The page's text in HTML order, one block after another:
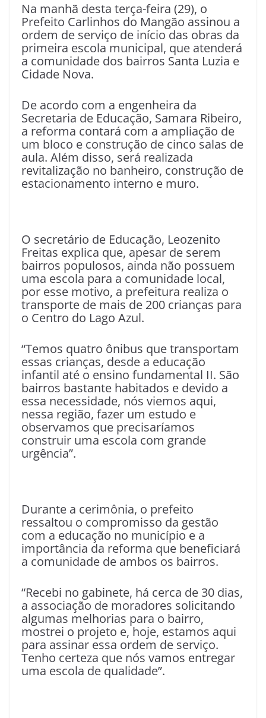
Na manhã desta terça-feira (29), o
Prefeito Carlinhos do Mangão assinou a
ordem de serviço de início das obras da
primeira escola municipal, que atenderá
a comunidade dos bairros Santa Luzia e
Cidade Nova.
De acordo com a engenheira da
Secretaria de Educação, Samara Ribeiro,
a reforma contará com a ampliação de
um bloco e construção de cinco salas de
aula. Além disso, será realizada
revitalização no banheiro, construção de
estacionamento interno e muro.
O secretário de Educação, Leozenito
Freitas explica que, apesar de serem
bairros populosos, ainda não possuem
uma escola para a comunidade local,
por esse motivo, a prefeitura realiza o
transporte de mais de 200 crianças para
o Centro do Lago Azul.
“Temos quatro ônibus que transportam
essas crianças, desde a educação
infantil até o ensino fundamental II. São
bairros bastante habitados e devido a
essa necessidade, nós viemos aqui,
nessa região, fazer um estudo e
observamos que precisaríamos
construir uma escola com grande
urgência”.
Durante a cerimônia, o prefeito
ressaltou o compromisso da gestão
com a educação no município e a
importância da reforma que beneficiará
a comunidade de ambos os bairros.
“Recebi no gabinete, há cerca de 30 dias,
a associação de moradores solicitando
algumas melhorias para o bairro,
mostrei o projeto e, hoje, estamos aqui
para assinar essa ordem de serviço.
Tenho certeza que nós vamos entregar
uma escola de qualidade”.